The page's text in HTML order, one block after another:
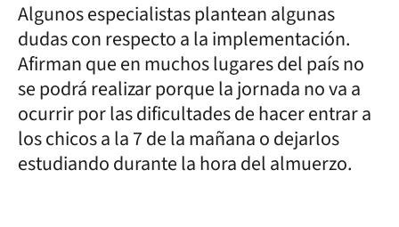
Algunos especialistas plantean algunas
dudas con respecto a la implementación.
Afirman que en muchos lugares del país no
se podrá realizar porque la jornada no va a
ocurrir por las dificultades de hacer entrar a
los chicos a la 7 de la mañana o dejarlos
estudiando durante la hora del almuerzo.